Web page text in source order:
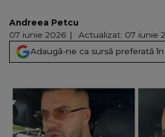
Andreea Petcu
07 iunie 2026
Actualizat: 07 iunie
Adaugă-ne ca sursă preferată